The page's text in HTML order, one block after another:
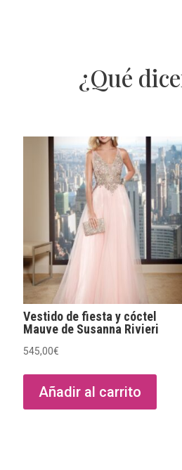
¿Qué
Vestido de fiesta y cóctel
Mauve de Susanna Rivieri
545,00€
Añadir al carrito